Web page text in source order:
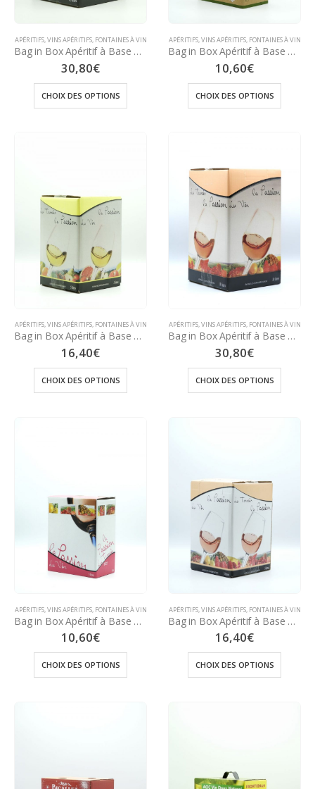
APÉRITIFS,VINS APÉRITIFS, FONTAINES À VIN
Bag in Box Apéritif à Base de Vin Blanc 12° – 10 Litres (Parfums à choisir dans les options)
30,80€
CHOIX DES OPTIONS
APÉRITIFS,VINS APÉRITIFS, FONTAINES À VIN
Bag in Box Apéritif à Base de Vin Blanc 12° – 3 Litres (Parfums à choisir dans les options)
10,60€
CHOIX DES OPTIONS
APÉRITIFS,VINS APÉRITIFS, FONTAINES À VIN
Bag in Box Apéritif à Base de Vin Blanc 12° – 5 Litres (Parfums à choisir dans les options)
16,40€
CHOIX DES OPTIONS
APÉRITIFS,VINS APÉRITIFS, FONTAINES À VIN
Bag in Box Apéritif à Base de Vin Rosé 12° – 10 litres (Parfums à choisir dans les options)
30,80€
CHOIX DES OPTIONS
APÉRITIFS,VINS APÉRITIFS, FONTAINES À VIN
Bag in Box Apéritif à Base de Vin Rosé 12° – 3 Litres (Parfums à choisir dans les options)
10,60€
CHOIX DES OPTIONS
APÉRITIFS,VINS APÉRITIFS, FONTAINES À VIN
Bag in Box Apéritif à Base de Vin Rosé 12° – 5 Litres (Parfums à choisir dans les options)
16,40€
CHOIX DES OPTIONS